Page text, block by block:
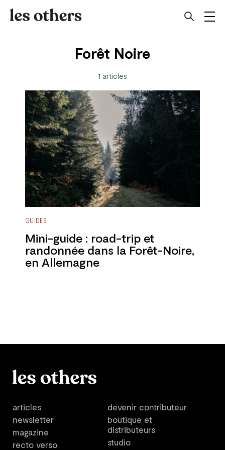
Forêt Noire
1 articles
GUIDES
Mini-guide : road-trip et
randonnée dans la Forêt-Noire,
en Allemagne
articles
newsletter
magazine
recto verso
devenir contributeur
boutique et
distributeurs
studio